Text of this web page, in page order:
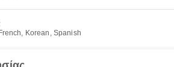
Korean, Spanish